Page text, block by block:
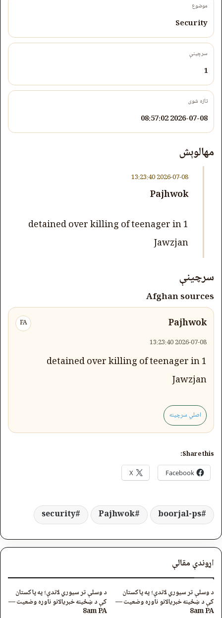
موضوع
Security
سرچینې
1
تازه شوی
2026-07-08 08:57:02
مهالوېش
2026-07-08 13:23:40
Pajhwok
1 detained over killing of teenager in
Jawzjan
سرچینې
Afghan sources
Pajhwok
FA
2026-07-08 13:23:40
1 detained over killing of teenager in
Jawzjan
اصلي سرچینه
Share this:
Facebook
X
boorjal-ps
Pajhwok
security
اړوندې مقالې
د وسلې تر سیوري لاندې؛ په پاکستان
کې د ښځینه خبریالانو ناوړه وضعیت —
8am PA
د وسلې تر سیوري لاندې؛ په پاکستان
کې د ښځینه خبریالانو ناوړه وضعیت —
8am PA